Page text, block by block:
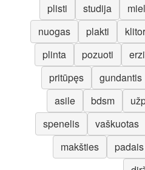
plisti
studija
nuogas
plakti
plinta
pozuoti
pritūpęs
gundantis
asile
bdsm
spenelis
vaškuotas
makšties
padais